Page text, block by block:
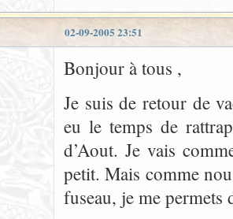
02-09-2005 23:51
Bonjour à tous ,
Je suis de retour de
eu le temps de
d’Aout. Je vais
petit. Mais comme
fuseau, je me